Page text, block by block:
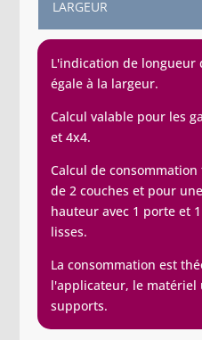
L'indication de
égale à la largeur.
Calcul valable pour les
et 4x4.
Calcul de
de 2 couches et pour
hauteur avec 1 porte et
lisses.
La consommation est
l'applicateur, le matériel
supports.